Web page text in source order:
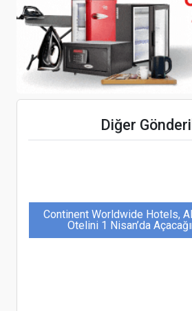
Diğer
Alman, İtalyan ve Fransız
Yunanistan oldu
Havayolu Şirketi’ ödülünün
Continent Worldwide Hotels, Al
Otelini 1 Nisan’da